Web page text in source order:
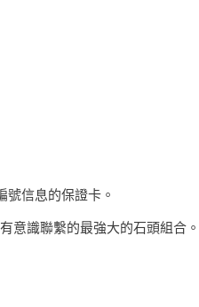
信息的保證卡。
意識聯繫的最強大的石頭組合